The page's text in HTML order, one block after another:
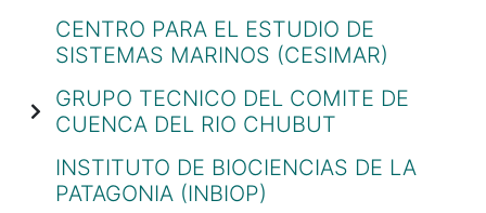
CENTRO PARA EL ESTUDIO DE
SISTEMAS MARINOS (CESIMAR)
GRUPO TECNICO DEL COMITE DE
CUENCA DEL RIO CHUBUT
INSTITUTO DE BIOCIENCIAS DE LA
PATAGONIA (INBIOP)